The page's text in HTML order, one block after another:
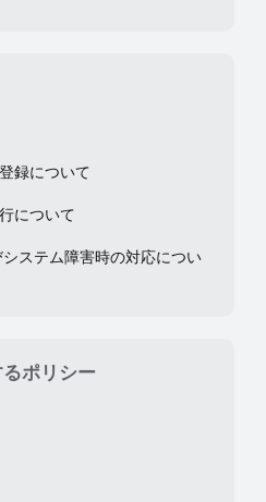
録について
について
ステム障害時の対応につい
ポリシー